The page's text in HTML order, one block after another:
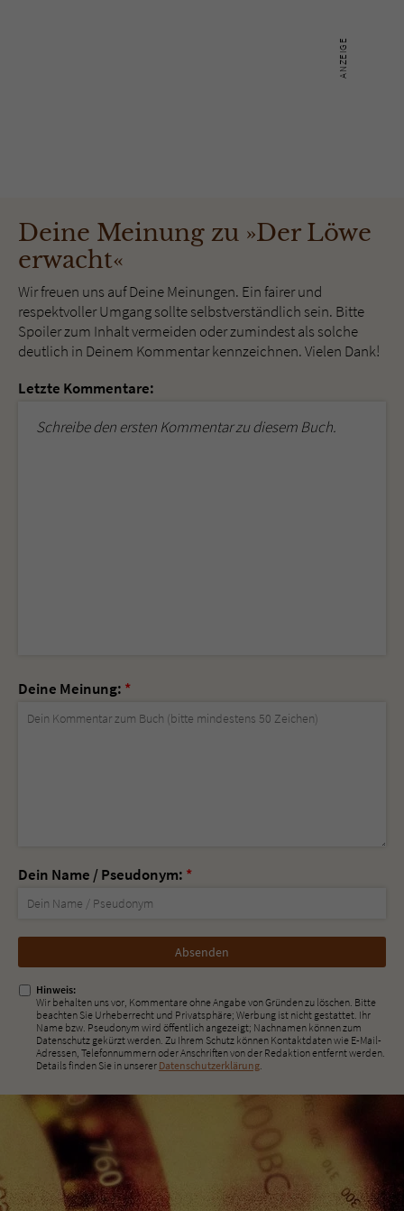
Deine Meinung zu »Der Löwe
erwacht«
Wir freuen uns auf Deine Meinungen. Ein fairer und
respektvoller Umgang sollte selbstverständlich sein. Bitte
Spoiler zum Inhalt vermeiden oder zumindest als solche
deutlich in Deinem Kommentar kennzeichnen. Vielen Dank!
Letzte Kommentare:
Schreibe den ersten Kommentar zu diesem Buch.
Deine Meinung: *
Dein Name / Pseudonym: *
Nicht
ausfüllen!
Hinweis:
Wir behalten uns vor, Kommentare ohne Angabe von Gründen zu löschen. Bitte
beachten Sie Urheberrecht und Privatsphäre; Werbung ist nicht gestattet. Ihr
Name bzw. Pseudonym wird öffentlich angezeigt; Nachnamen können zum
Datenschutz gekürzt werden. Zu Ihrem Schutz können Kontaktdaten wie E-Mail-
Adressen, Telefonnummern oder Anschriften von der Redaktion entfernt werden.
Details finden Sie in unserer Datenschutzerklärung.